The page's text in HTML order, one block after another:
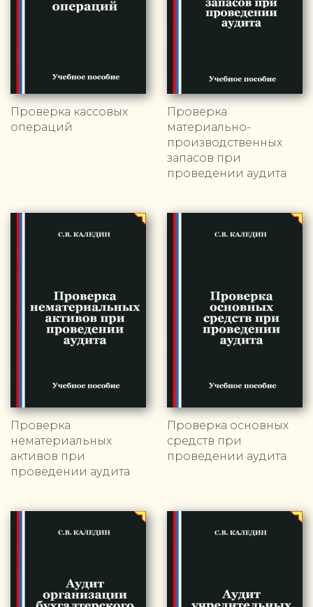
Проверка кассовых
операций
Проверка
материально-
производственных
запасов при
проведении аудита
Проверка
нематериальных
активов при
проведении аудита
Проверка основных
средств при
проведении аудита